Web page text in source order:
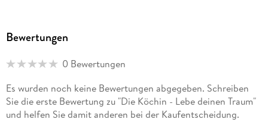
Bewertungen
0 Bewertungen
Es wurden noch keine Bewertungen abgegeben. Schreiben
Sie die erste Bewertung zu "Die Köchin - Lebe deinen Traum"
und helfen Sie damit anderen bei der Kaufentscheidung.